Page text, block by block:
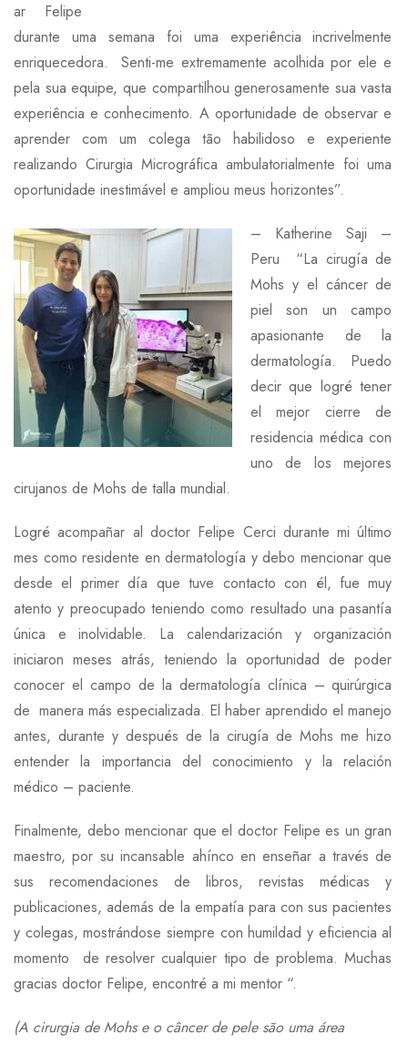
ar Felipe
durante uma semana foi uma experiência incrivelmente
enriquecedora. Senti-me extremamente acolhida por ele e
pela sua equipe, que compartilhou generosamente sua vasta
experiência e conhecimento. A oportunidade de observar e
aprender com um colega tão habilidoso e experiente
realizando Cirurgia Micrográfica ambulatorialmente foi uma
oportunidade inestimável e ampliou meus horizontes”.
– Katherine Saji –
Peru “La cirugía de
Mohs y el cáncer de
piel son un campo
apasionante de la
dermatología. Puedo
decir que logré tener
el mejor cierre de
residencia médica con
uno de los mejores
cirujanos de Mohs de talla mundial.
Logré acompañar al doctor Felipe Cerci durante mi último
mes como residente en dermatología y debo mencionar que
desde el primer día que tuve contacto con él, fue muy
atento y preocupado teniendo como resultado una pasantía
única e inolvidable. La calendarización y organización
iniciaron meses atrás, teniendo la oportunidad de poder
conocer el campo de la dermatología clínica – quirúrgica
de manera más especializada. El haber aprendido el manejo
antes, durante y después de la cirugía de Mohs me hizo
entender la importancia del conocimiento y la relación
médico – paciente.
Finalmente, debo mencionar que el doctor Felipe es un gran
maestro, por su incansable ahínco en enseñar a través de
sus recomendaciones de libros, revistas médicas y
publicaciones, además de la empatía para con sus pacientes
y colegas, mostrándose siempre con humildad y eficiencia al
momento de resolver cualquier tipo de problema. Muchas
gracias doctor Felipe, encontré a mi mentor “.
(A cirurgia de Mohs e o câncer de pele são uma área